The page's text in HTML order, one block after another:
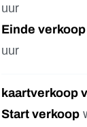
uur
Einde verkoop
uur
kaartverkoop
Start verkoop